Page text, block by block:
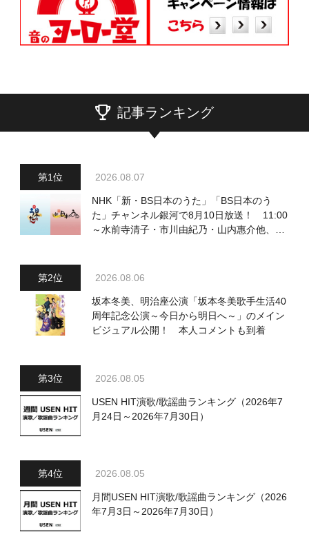
記事ランキング
2026.08.07
NHK「新・BS日本のうた」「BS日本のう
た」チャンネル銀河で8月10日放送！ 11:00
～水前寺清子・市川由紀乃・山内惠介他、
2026.08.06
坂本冬美、明治座公演「坂本冬美歌手生活40
周年記念公演～今日から明日へ～」のメイン
ビジュアル公開！ 本人コメントも到着
2026.08.05
USEN HIT演歌/歌謡曲ランキング（2026年7
月24日～2026年7月30日）
2026.08.05
月間USEN HIT演歌/歌謡曲ランキング（2026
年7月3日～2026年7月30日）